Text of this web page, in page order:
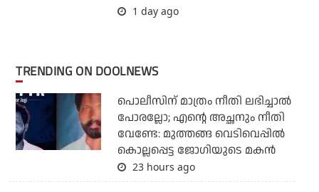
1 day ago
TRENDING ON DOOLNEWS
പൊലീസിന് മാത്രം നീതി ലഭിച്ചാല്‍
പോരല്ലോ; എന്റെ അച്ഛനും നീതി
വേണ്ടേ: മുത്തങ്ങ വെടിവെപ്പില്‍
കൊല്ലപ്പെട്ട ജോഗിയുടെ മകന്‍
23 hours ago